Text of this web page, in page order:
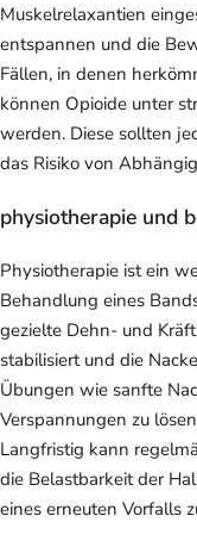
Muskelrelaxantien
entspannen und die
Fällen, in denen
können Opioide unter
werden. Diese sollten
das Risiko von
physiotherapie und
Physiotherapie ist ein
Behandlung eines
gezielte Dehn- und
stabilisiert und die
Übungen wie sanfte
Verspannungen zu
Langfristig kann
die Belastbarkeit der
eines erneuten Vorfalls